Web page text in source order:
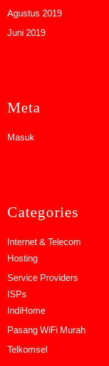
Agustus 2019
Juni 2019
Meta
Masuk
Categories
Internet & Telecom
Hosting
Service Providers
ISPs
IndiHome
Pasang WiFi Murah
Telkomsel